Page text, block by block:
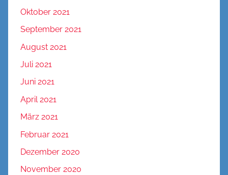
Oktober 2021
September 2021
August 2021
Juli 2021
Juni 2021
April 2021
März 2021
Februar 2021
Dezember 2020
November 2020